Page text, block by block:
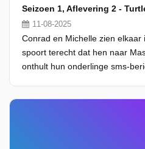
Seizoen 1, Aflevering 2 -
11-08-2025
Conrad en Michelle zien
spoort terecht dat hen naar
onthult hun onderlinge sms-